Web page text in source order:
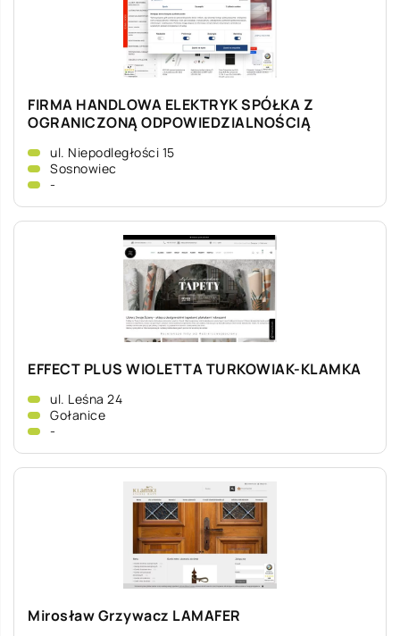
FIRMA HANDLOWA ELEKTRYK SPÓŁKA Z
OGRANICZONĄ ODPOWIEDZIALNOŚCIĄ
ul. Niepodległości 15
Sosnowiec
-
EFFECT PLUS WIOLETTA TURKOWIAK-KLAMKA
ul. Leśna 24
Gołanice
-
Mirosław Grzywacz LAMAFER